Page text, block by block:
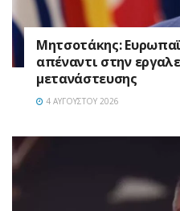
Μητσοτάκης:
απέναντι στην
μετανάστευσης
4 ΑΥΓΟΎΣΤΟΥ 2026